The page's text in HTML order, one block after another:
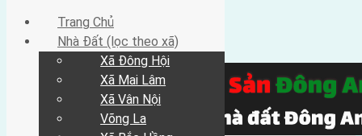
Trang Chủ
Nhà Đất (lọc theo xã)
Xã Đông Hội
Xã Mai Lâm
Xã Vân Nội
Võng La